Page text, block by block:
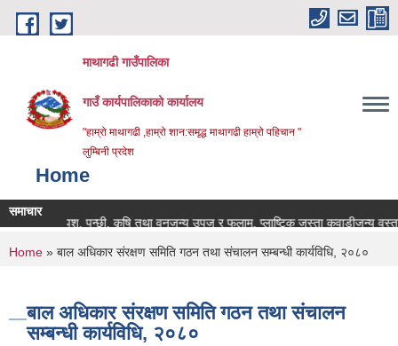
Skip to main content
माथागढी गाउँपालिका
गाउँ कार्यपालिकाको कार्यालय
"हाम्रो माथागढी ,हाम्रो शान:समृद्ध माथागढी हाम्रो पहिचान "
लुम्बिनी प्रदेश
Home
समाचार
पशु, पन्छी, कृषि तथा वनजन्य उपज र फलाम, प्लाष्टिक जस्ता कवाडीजन्य
You are here
Home » बाल अधिकार संरक्षण समिति गठन तथा संचालन सम्बन्धी कार्यविधि, २०८०
बाल अधिकार संरक्षण समिति गठन तथा संचालन
सम्बन्धी कार्यविधि, २०८०